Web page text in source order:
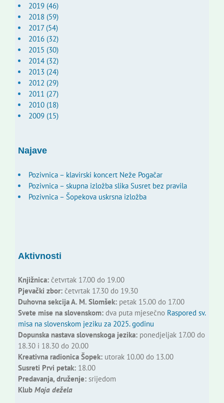
2019 (46)
2018 (59)
2017 (54)
2016 (32)
2015 (30)
2014 (32)
2013 (24)
2012 (29)
2011 (27)
2010 (18)
2009 (15)
Najave
Pozivnica – klavirski koncert Neže Pogačar
Pozivnica – skupna izložba slika Susret bez pravila
Pozivnica – Šopekova uskrsna izložba
Aktivnosti
Knjižnica:četvrtak 17.00 do 19.00
Pjevački zbor:četvrtak 17.30 do 19.30
Duhovna sekcija A. M. Slomšek:petak 15.00 do 17.00
Svete mise na slovenskom:dva puta mjesečno Raspored sv.
misa na slovenskom jeziku za 2025. godinu
Dopunska nastava slovenskoga jezika:ponedjeljak 17.00 do
18.30 i 18.30 do 20.00
Kreativna radionica Šopek:utorak 10.00 do 13.00
Susreti Prvi petak:18.00
Predavanja, druženje:srijedom
Klub Moja dežela